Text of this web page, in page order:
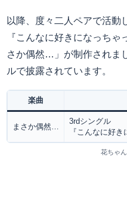
以降、度々二人ペアで活動
『こんなに好きになっち
さか偶然…」が制作されま
ルで披露されています。
楽曲
まさか偶然…
3rdシングル
『こんなに好き
花ちゃ